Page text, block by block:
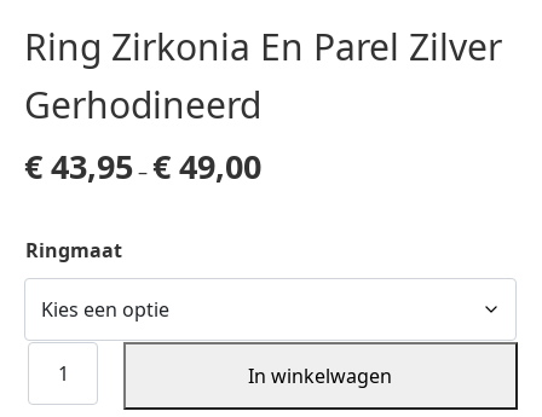
Ring Zirkonia En Parel Zilver
Gerhodineerd
€43,95–€49,00
Ringmaat
Ring
Zirkonia
In winkelwagen